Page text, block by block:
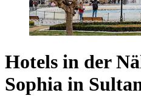
Hotels in der
Sophia in